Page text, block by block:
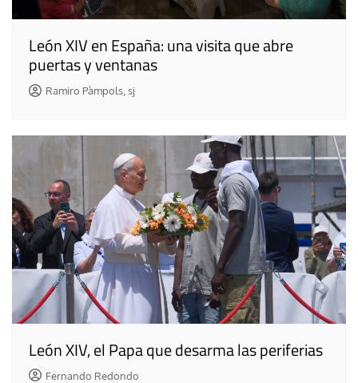
León XIV en España: una visita que abre
puertas y ventanas
Ramiro Pàmpols, sj
León XIV, el Papa que desarma las periferias
Fernando Redondo